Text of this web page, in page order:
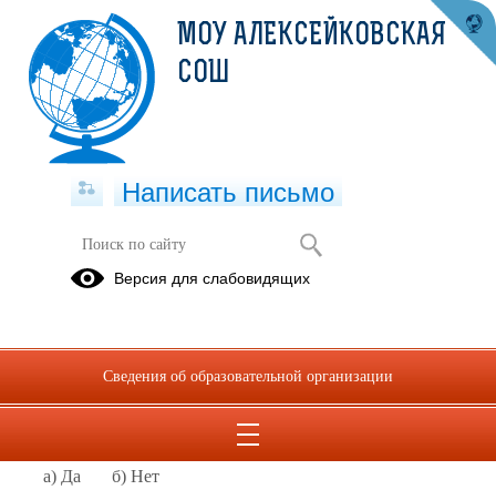
Анкета по питанию
АНКЕТИРОВАНИЕ
для родителей по вопросу организации школьного питания
1.Удовлетворяет ли Вас система организации питания в
а) Да б) Нет
МОУ АЛЕКСЕЙКОВСКАЯ
СОШ
Написать письмо
Версия для слабовидящих
Сведения об образовательной организации